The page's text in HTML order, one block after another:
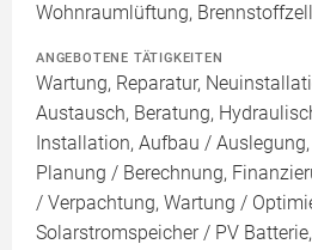
Wohnraumlüftung,
ANGEBOTENE TÄTIGKEITEN
Wartung, Reparatur,
Austausch, Beratung,
Installation, Aufbau /
Planung / Berechnung,
/ Verpachtung, Wartung /
Solarstromspeicher / PV